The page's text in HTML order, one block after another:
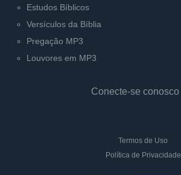
Estudos Bíblicos
Versículos da Bíblia
Pregação MP3
Louvores em MP3
Conecte-se conosco
Termos de Uso
Política de Privacidade